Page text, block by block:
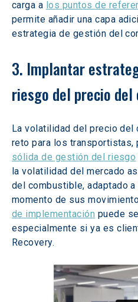
carga a los puntos de
permite añadir una capa
estrategia de gestión del
3. Implantar
riesgo del precio
La volatilidad del precio del
reto para los transportistas,
sólida de gestión del riesgo
la volatilidad del mercado
del combustible, adaptado
momento de sus
de implementación puede
especialmente si ya es
Recovery.